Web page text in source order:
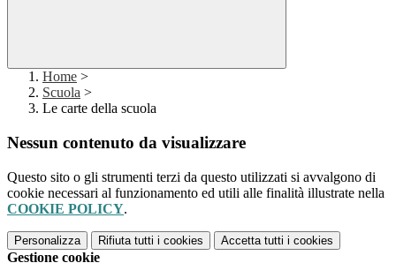
Home >
Scuola >
Le carte della scuola
Nessun contenuto da visualizzare
Questo sito o gli strumenti terzi da questo utilizzati si avvalgono di
cookie necessari al funzionamento ed utili alle finalità illustrate nella
COOKIE POLICY.
Personalizza Rifiuta tutti i cookies Accetta tutti i cookies
Gestione cookie